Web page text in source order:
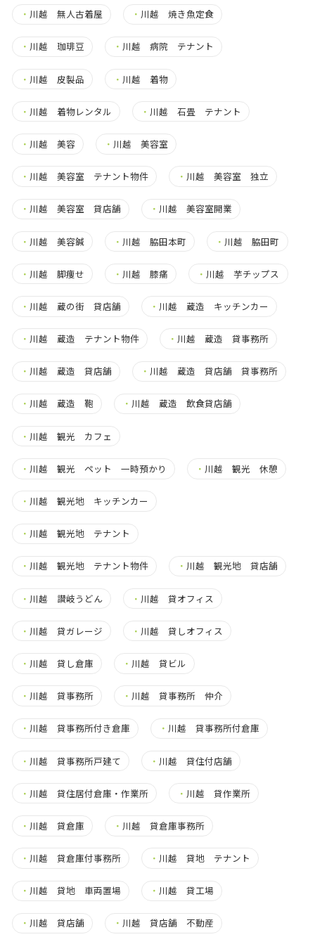
・ 川越 無人古着屋 ・ 川越 焼き魚定食
・ 川越 珈琲豆 ・ 川越 病院 テナント
・ 川越 皮製品 ・ 川越 着物
・ 川越 着物レンタル ・ 川越 石畳 テナント
・ 川越 美容 ・ 川越 美容室
・ 川越 美容室 テナント物件 ・ 川越 美容室 独立
・ 川越 美容室 貸店舗 ・ 川越 美容室開業
・ 川越 美容鍼 ・ 川越 脇田本町 ・ 川越 脇田町
・ 川越 脚痩せ ・ 川越 膝痛 ・ 川越 芋チップス
・ 川越 蔵の街 貸店舗 ・ 川越 蔵造 キッチンカー
・ 川越 蔵造 テナント物件 ・ 川越 蔵造 貸事務所
・ 川越 蔵造 貸店舗 ・ 川越 蔵造 貸店舗 貸事務所
・ 川越 蔵造 鞄 ・ 川越 蔵造 飲食貸店舗
・ 川越 観光 カフェ
・ 川越 観光 ペット 一時預かり ・ 川越 観光 休憩
・ 川越 観光地 キッチンカー
・ 川越 観光地 テナント
・ 川越 観光地 テナント物件 ・ 川越 観光地 貸店舗
・ 川越 讃岐うどん ・ 川越 貸オフィス
・ 川越 貸ガレージ ・ 川越 貸しオフィス
・ 川越 貸し倉庫 ・ 川越 貸ビル
・ 川越 貸事務所 ・ 川越 貸事務所 仲介
・ 川越 貸事務所付き倉庫 ・ 川越 貸事務所付倉庫
・ 川越 貸事務所戸建て ・ 川越 貸住付店舗
・ 川越 貸住居付倉庫・作業所 ・ 川越 貸作業所
・ 川越 貸倉庫 ・ 川越 貸倉庫事務所
・ 川越 貸倉庫付事務所 ・ 川越 貸地 テナント
・ 川越 貸地 車両置場 ・ 川越 貸工場
・ 川越 貸店舗 ・ 川越 貸店舗 不動産